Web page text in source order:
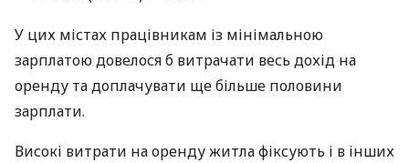
У цих містах працівникам із мінімальною
зарплатою довелося б витрачати весь дохід на
оренду та доплачувати ще більше половини
зарплати.
Високі витрати на оренду житла фіксують і в інших